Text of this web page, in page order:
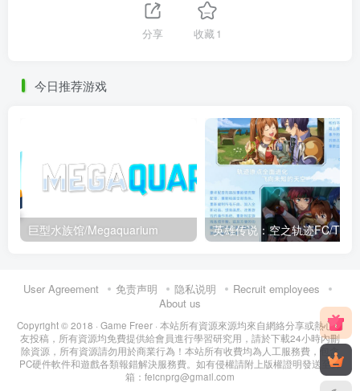
分享 收藏1
今日推荐游戏
巨型水族馆/Megaquarium
User Agreement 免责声明 隐私说明
Recruit employees
About us
Copyright © 2018 · Game Freer · 本站所有資源來源均來自網絡分享或熱心網
友投稿，所有資源均免費提供給會員進行學習研究用，請於下載24小時內刪
除資源，所有資源請勿用於商業行為！本站所有收費均為人工服務費，包含
PC硬件軟件和遊戲各類報錯解決服務費。如有侵權請附上版權證明發送至郵
箱：feicnprg@gmail.com